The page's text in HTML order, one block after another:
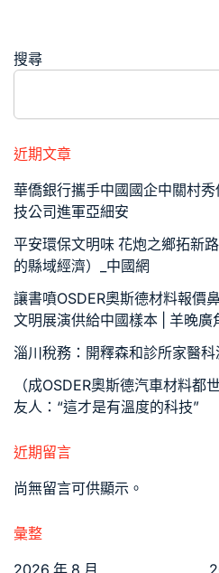
搜尋
近期文章
華僑銀行攜手中國國企中關村
技公司進軍亞細安
平安環保文明味 花炮之鄉拓新
的縣域經濟）_中國網
讓書噴OSDER奧斯德材料報價
文明展演供給中國樣本 | 羊晚廣
淄川稅務：開釋森和診所家醫
（成OSDER奧斯德汽車材料都
友人：“這才是有溫度的科技”
近期留言
尚無留言可供顯示。
彙整
2026 年 8 月